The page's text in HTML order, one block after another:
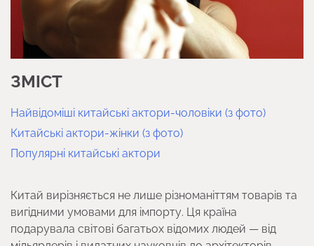
ЗМІСТ
Найвідоміші китайські актори-чоловіки (з фото)
Китайські актори-жінки (з фото)
Популярні китайські актори
Китай вирізняється не лише різноманіттям товарів та
вигідними умовами для імпорту. Ця країна
подарувала світові багатьох відомих людей — від